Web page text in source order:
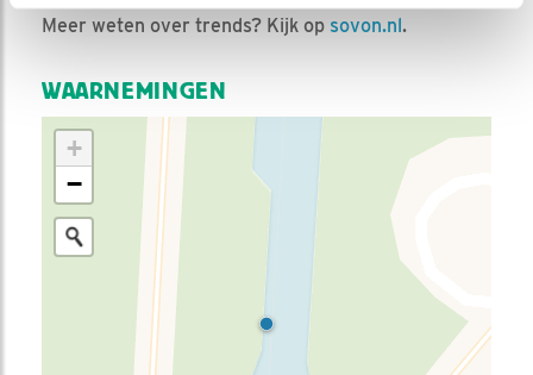
Meer weten over trends? Kijk op sovon.nl.
WAARNEMINGEN
+
−